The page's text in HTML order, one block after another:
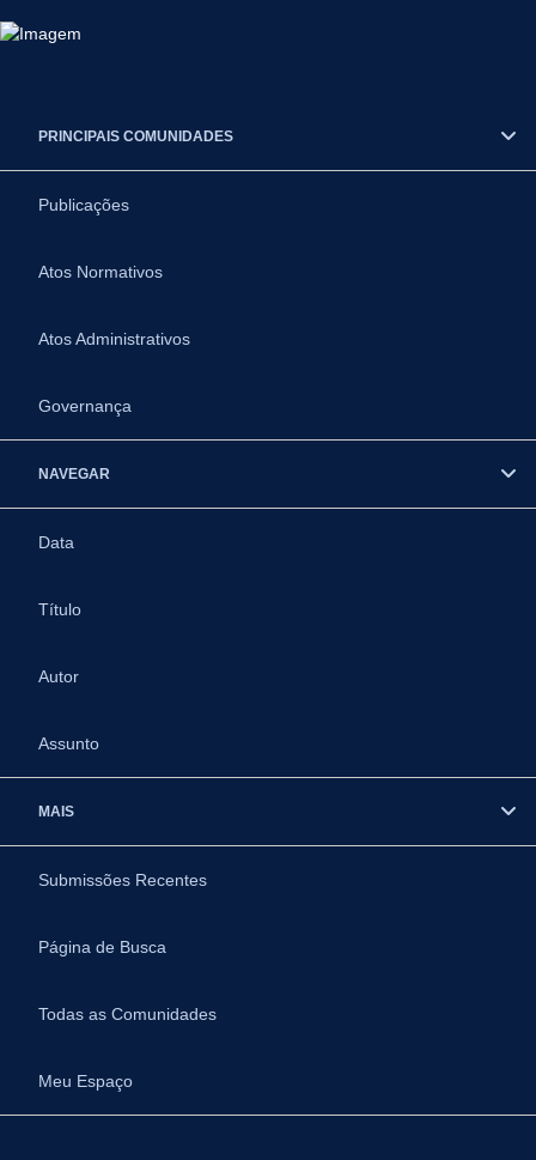
PRINCIPAIS COMUNIDADES
Publicações
Atos Normativos
Atos Administrativos
Governança
NAVEGAR
Data
Título
Autor
Assunto
MAIS
Submissões Recentes
Página de Busca
Todas as Comunidades
Meu Espaço